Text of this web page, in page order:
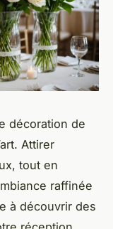
décoration de
Attirer
tout en
raffinée
à découvrir des